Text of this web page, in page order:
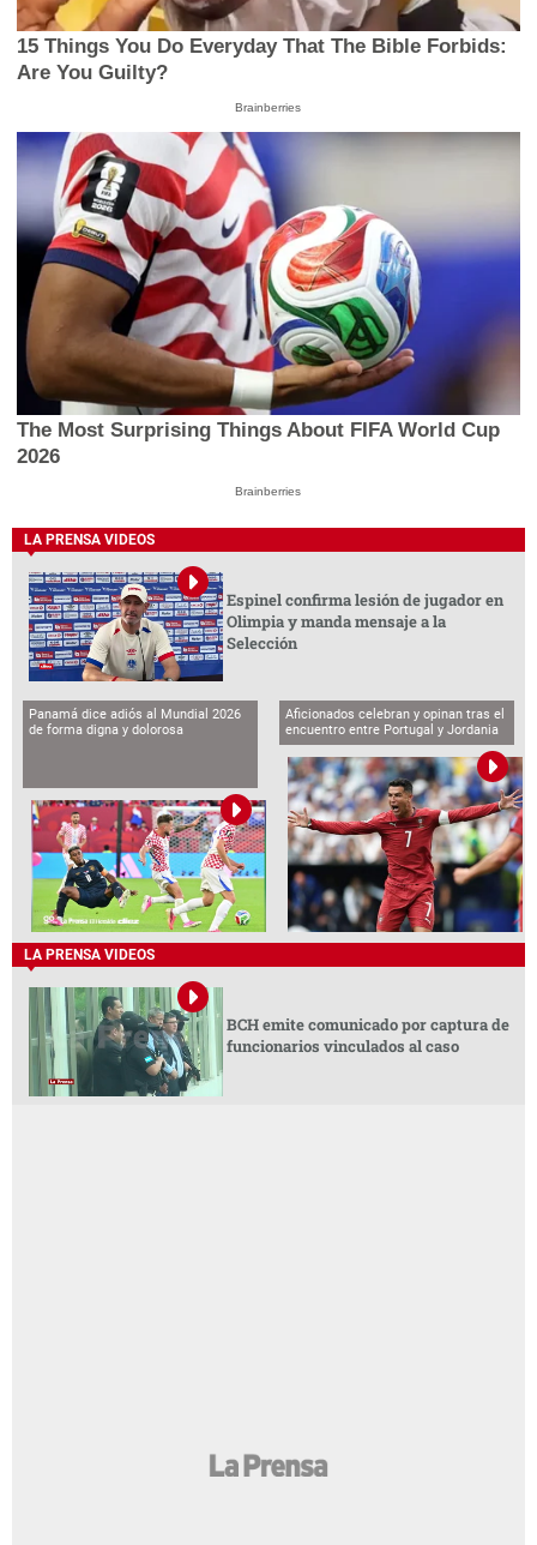
15 Things You Do Everyday That The Bible Forbids:
Are You Guilty?
Brainberries
The Most Surprising Things About FIFA World Cup
2026
Brainberries
LA PRENSA VIDEOS
Espinel confirma lesión de jugador en
Olimpia y manda mensaje a la
Selección
Panamá dice adiós al Mundial 2026
de forma digna y dolorosa
Aficionados celebran y opinan tras el
encuentro entre Portugal y Jordania
LA PRENSA VIDEOS
BCH emite comunicado por captura de
funcionarios vinculados al caso